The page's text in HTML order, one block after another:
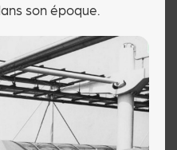
son époque.